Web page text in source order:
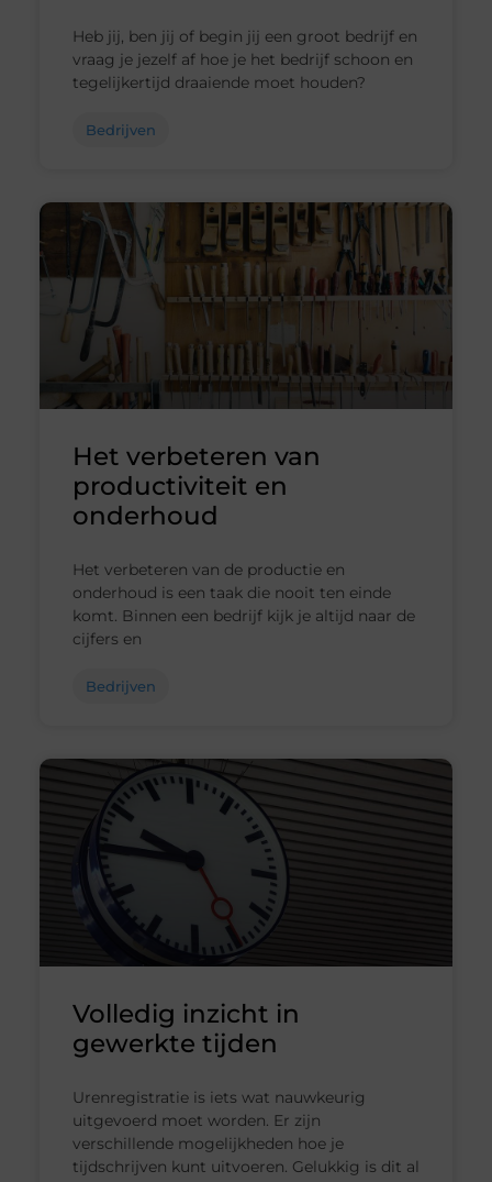
Heb jij, ben jij of begin jij een groot bedrijf en
vraag je jezelf af hoe je het bedrijf schoon en
tegelijkertijd draaiende moet houden?
Bedrijven
Het verbeteren van
productiviteit en
onderhoud
Het verbeteren van de productie en
onderhoud is een taak die nooit ten einde
komt. Binnen een bedrijf kijk je altijd naar de
cijfers en
Bedrijven
Volledig inzicht in
gewerkte tijden
Urenregistratie is iets wat nauwkeurig
uitgevoerd moet worden. Er zijn
verschillende mogelijkheden hoe je
tijdschrijven kunt uitvoeren. Gelukkig is dit al